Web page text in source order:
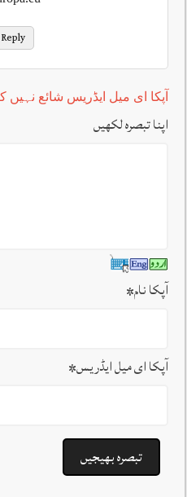
Reply
آپکا ای میل ایڈریس شائع نہیں
اپنا تبصرہ لکھیں
آپکا نام*
آپکا ای میل ایڈریس*